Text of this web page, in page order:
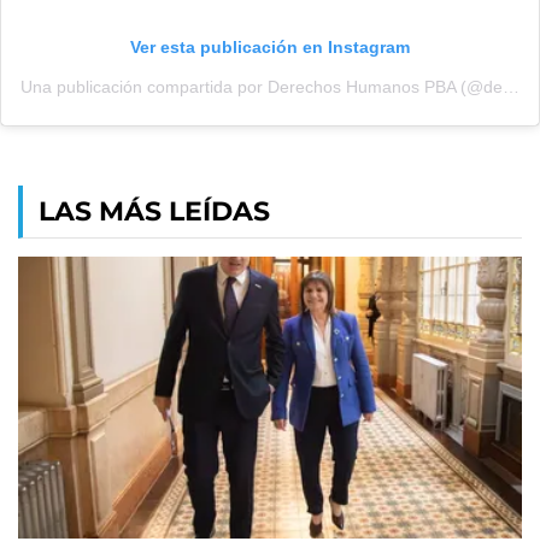
Ver esta publicación en Instagram
LAS MÁS LEÍDAS